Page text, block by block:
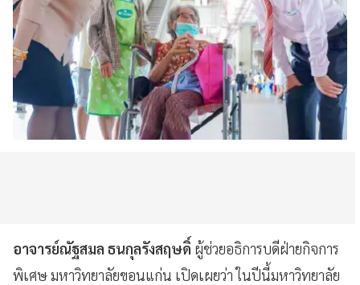
อาจารย์ณัฐสมล ธนกุลรังสฤษดิ์ ผู้ช่วยอธิการบดีฝ่ายกิจการ
พิเศษ มหาวิทยาลัยขอนแก่น เปิดเผยว่า ในปีนี้มหาวิทยาลัย